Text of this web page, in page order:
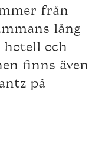
från
lång
och
finns även
på